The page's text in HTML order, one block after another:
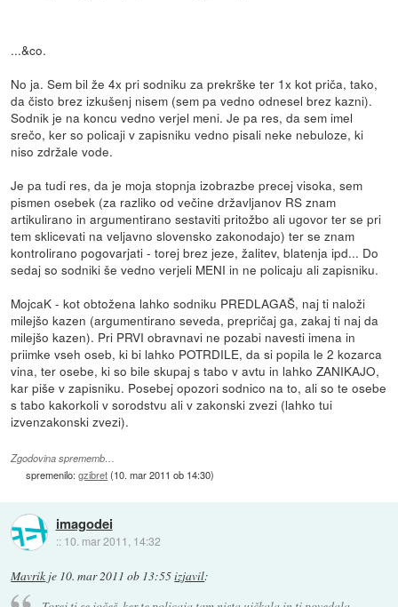
...&co.
No ja. Sem bil že 4x pri sodniku za prekrške ter 1x kot priča, tako,
da čisto brez izkušenj nisem (sem pa vedno odnesel brez kazni).
Sodnik je na koncu vedno verjel meni. Je pa res, da sem imel
srečo, ker so policaji v zapisniku vedno pisali neke nebuloze, ki
niso zdržale vode.
Je pa tudi res, da je moja stopnja izobrazbe precej visoka, sem
pismen osebek (za razliko od večine državljanov RS znam
artikulirano in argumentirano sestaviti pritožbo ali ugovor ter se pri
tem sklicevati na veljavno slovensko zakonodajo) ter se znam
kontrolirano pogovarjati - torej brez jeze, žalitev, blatenja ipd... Do
sedaj so sodniki še vedno verjeli MENI in ne policaju ali zapisniku.
MojcaK - kot obtožena lahko sodniku PREDLAGAŠ, naj ti naloži
milejšo kazen (argumentirano seveda, prepričaj ga, zakaj ti naj da
milejšo kazen). Pri PRVI obravnavi ne pozabi navesti imena in
priimke vseh oseb, ki bi lahko POTRDILE, da si popila le 2 kozarca
vina, ter osebe, ki so bile skupaj s tabo v avtu in lahko ZANIKAJO,
kar piše v zapisniku. Posebej opozori sodnico na to, ali so te osebe
s tabo kakorkoli v sorodstvu ali v zakonski zvezi (lahko tui
izvenzakonski zvezi).
Zgodovina sprememb…
spremenilo:gzibret(10. mar 2011 ob 14:30)
imagodei
:: 10. mar 2011, 14:32
Mavrik je 10. mar 2011 ob 13:55izjavil: